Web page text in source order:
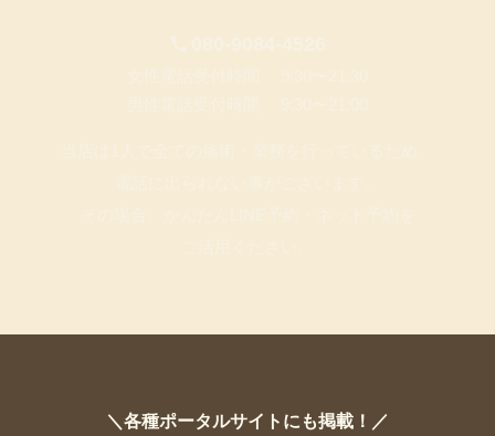
＼各種ポータルサイトにも掲載！／